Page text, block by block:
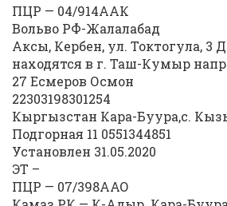
ПЦР — 04/914ААК
Вольво РФ-Жалалабад
Аксы, Кербен, ул. Токтогула,
находятся в г. Таш-Кумыр
27 Есмеров Осмон
22303198301254
Кыргызстан Кара-Буура,с.
Подгорная 11 0551344851
Установлен 31.05.2020
ЭТ –
ПЦР — 07/398ААО